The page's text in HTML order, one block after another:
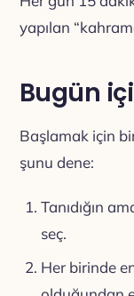
yapılan
Bugün
Başlamak için
şunu dene:
Tanıdığın
seç.
Her birinde